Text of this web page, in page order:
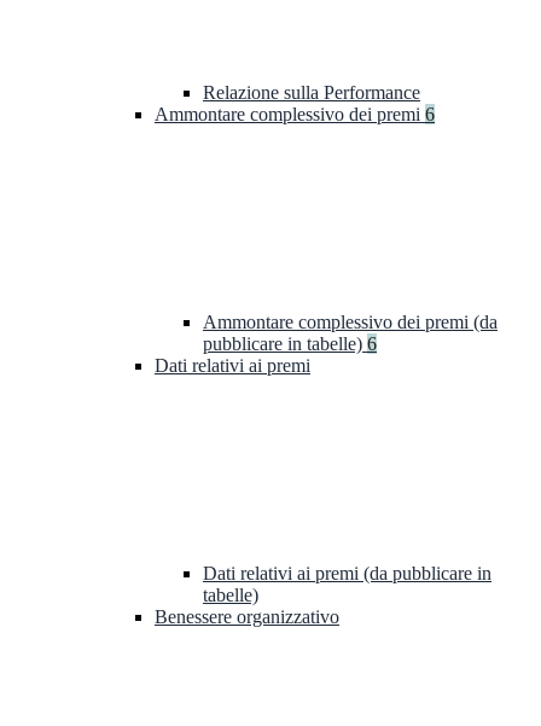
Relazione sulla Performance
Ammontare complessivo dei premi 6
Ammontare complessivo dei premi (da
pubblicare in tabelle) 6
Dati relativi ai premi
Dati relativi ai premi (da pubblicare in
tabelle)
Benessere organizzativo